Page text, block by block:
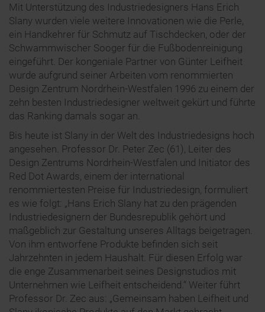
Mit Unterstützung des Industriedesigners Hans Erich
Slany wurden viele weitere Innovationen wie die Perle,
ein Handkehrer für Schmutz auf Tischdecken, oder der
Schwammwischer Sooger für die Fußbodenreinigung
eingeführt. Der kongeniale Partner von Günter Leifheit
wurde aufgrund seiner Arbeiten vom renommierten
Design Zentrum Nordrhein-Westfalen 1996 zu einem der
zehn besten Industriedesigner weltweit gekürt und führte
das Ranking damals sogar an.
Bis heute ist Slany in der Welt des Industriedesigns hoch
angesehen. Professor Dr. Peter Zec (61), Leiter des
Design Zentrums Nordrhein-Westfalen und Initiator des
Red Dot Awards, einem der international
renommiertesten Preise für Industriedesign, formuliert
es wie folgt: „Hans Erich Slany hat zu den prägenden
Industriedesignern der Bundesrepublik gehört und
maßgeblich zur Gestaltung unseres Alltags beigetragen.
Von ihm entworfene Produkte befinden sich seit
Jahrzehnten in jedem Haushalt. Für diesen Erfolg war
die enge Zusammenarbeit seines Designstudios mit
Unternehmen wie Leifheit entscheidend.“ Weiter führt
Professor Dr. Zec aus: „Gemeinsam haben Leifheit und